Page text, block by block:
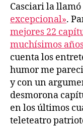
Casciari la llamó
excepcional».
mejores 22
muchísimos
cuenta los
humor me
y con un
desmorona
en los últimos
teleteatro